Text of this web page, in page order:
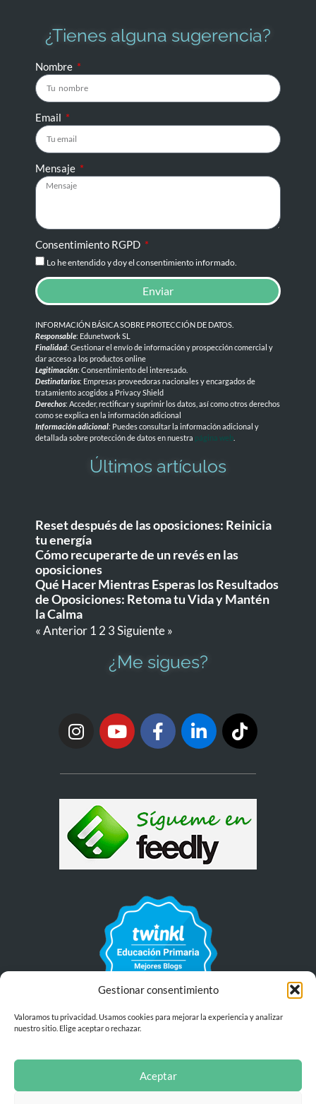
Gestionar consentimiento
Valoramos tu privacidad. Usamos cookies para mejorar la experiencia y analizar
nuestro sitio. Elige aceptar o rechazar.
Aceptar
¿Tienes alguna sugerencia?
Nombre
Email
Mensaje
Consentimiento RGPD
Lo he entendido y doy el consentimiento informado.
Enviar
INFORMACIÓN BÁSICA SOBRE PROTECCIÓN DE DATOS
Responsable: Edunetwork SL
Finalidad: Gestionar el envío de información y prospección comercial y
dar acceso a los productos online
Legitimación: Consentimiento del interesado.
Destinatarios: Empresas proveedoras nacionales y encargados de
tratamiento acogidos a Privacy Shield
Derechos: Acceder, rectificar y suprimir los datos, así como otros derechos
como se explica en la información adicional
Información adicional: Puedes consultar la información adicional y
detallada sobre protección de datos en nuestra página web
Últimos artículos
Reset después de las oposiciones: Reinicia
tu energía
Cómo recuperarte de un revés en las
oposiciones
Qué Hacer Mientras Esperas los Resultados
de Oposiciones: Retoma tu Vida y Mantén
la Calma
« Anterior 1 2 3Siguiente »
¿Me sigues?